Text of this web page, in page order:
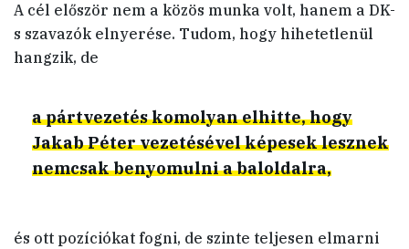
A cél először nem a közös munka volt, hanem a DK-
s szavazók elnyerése. Tudom, hogy hihetetlenül
hangzik, de
a pártvezetés komolyan elhitte, hogy
Jakab Péter vezetésével képesek lesznek
nemcsak benyomulni a baloldalra,
és ott pozíciókat fogni, de szinte teljesen elmarni